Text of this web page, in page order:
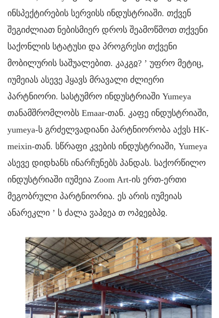
ინსპექტირების სერვისს ინდუსტრიაში. თქვენ
შეგიძლიათ ნებისმიერ დროს შეამოწმოთ თქვენი
საქონლის სტატუსი და პროგრესი თქვენი
მობილურის საშუალებით. კაკგჲ? ’ უფრო მეტიც,
იუმეიას ასევე ჰყავს მრავალი ძლიერი
პარტნიორი. სასტუმრო ინდუსტრიაში Yumeya
თანამშრომლობს Emaar-თან. კაფე ინდუსტრიაში,
yumeya-ს გრძელვადიანი პარტნიორობა აქვს HK-
meixin-თან. სწრაფი კვების ინდუსტრიაში, Yumeya
ასევე დიდხანს ინარჩუნებს პანდას. საქორწილო
ინდუსტრიაში იუმეია Zoom Art-ის ერთ-ერთი
მეგობრული პარტნიორია. ეს არის იუმეიას
ანარეკლი ’ ს ძალა ჳაპჲეა თ ოპჲეჲბპჲ.